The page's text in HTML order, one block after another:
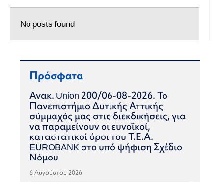
No posts found
Πρόσφατα
Ανακ. Union 200/06-08-2026. Το
Πανεπιστήμιο Δυτικής Αττικής
σύμμαχός μας στις διεκδικήσεις, για
να παραμείνουν οι ευνοϊκοί,
καταστατικοί όροι του Τ.Ε.Α.
EUROBANK στο υπό ψήφιση Σχέδιο
Νόμου
6 Αυγούστου 2026